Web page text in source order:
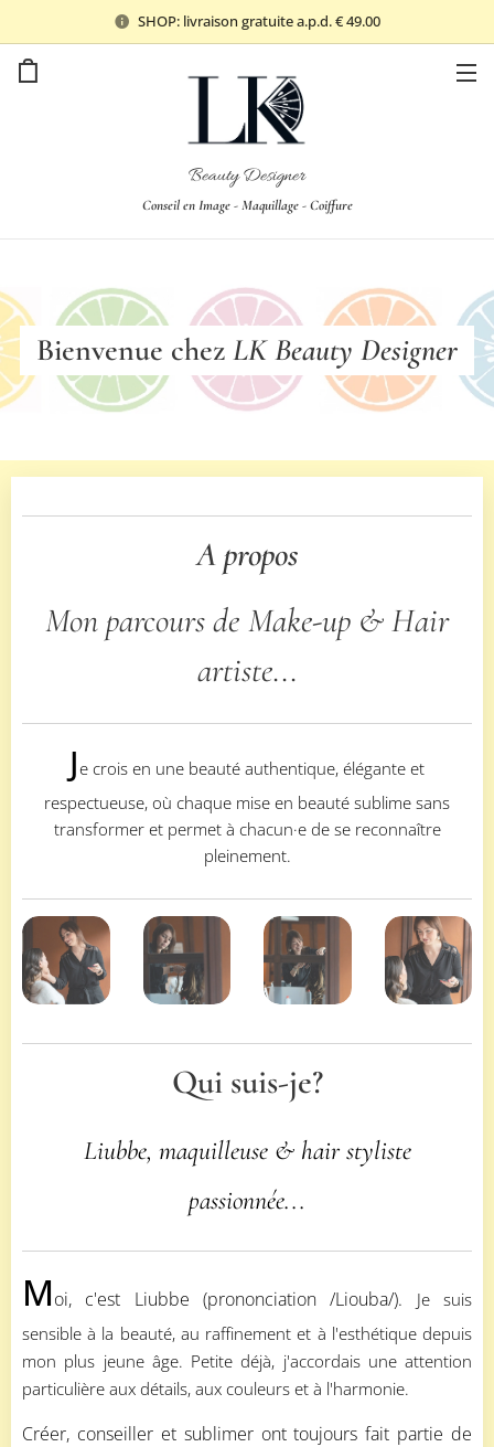
SHOP: livraison gratuite a.p.d. € 49.00
Beauty Designer
Conseil en Image - Maquillage - Coiffure
Bienvenue chez LK Beauty Designer
A propos
Mon parcours de Make-up & Hair
artiste...
Je crois en une beauté authentique, élégante et
respectueuse, où chaque mise en beauté sublime sans
transformer et permet à chacun·e de se reconnaître
pleinement.
Qui suis-je?
Liubbe, maquilleuse & hair styliste
passionnée...
Moi, c'est Liubbe (prononciation /Liouba/).
Je suis
sensible à la beauté, au raffinement et à l'esthétique depuis
mon plus jeune âge. Petite déjà, j'accordais une attention
particulière aux détails, aux couleurs et à l'harmonie.
Créer, conseiller et sublimer ont toujours fait partie de